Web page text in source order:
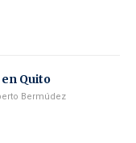
Quito
Bermúdez